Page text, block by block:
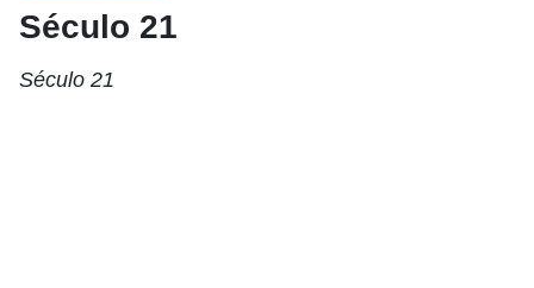
Século 21
Século 21